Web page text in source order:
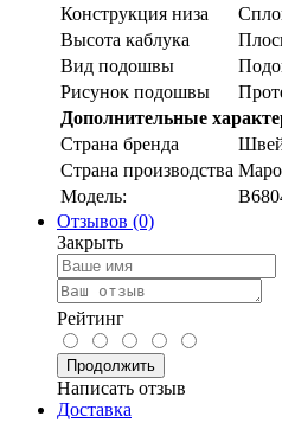
Конструкция низа
Высота каблука
Вид подошвы
Рисунок подошвы
Дополнительные
Страна бренда
Страна производства
Модель:
Отзывов (0)
Закрыть
Рейтинг
Продолжить
Написать отзыв
Доставка